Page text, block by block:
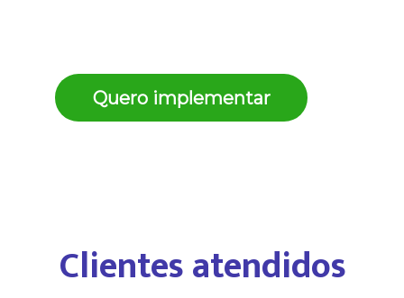
Quero implementar
Clientes atendidos